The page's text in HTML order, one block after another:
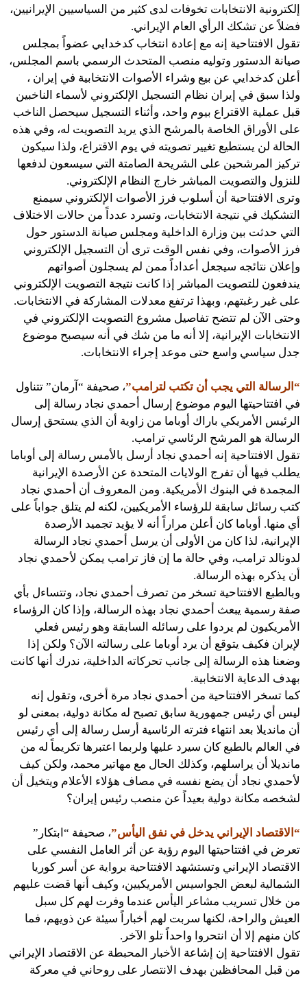
إلكترونية الانتخابات تخوفات لدى كثير من السياسيين الإيرانيين،
فضلاً عن تشكك الرأي العام الإيراني.
تقول الافتتاحية إنه مع إعادة انتخاب كدخدايي عضواً بمجلس
صيانة الدستور وتوليه منصب المتحدث الرسمي باسم المجلس،
أعلن كدخدايي عن بيع وشراء الأصوات الانتخابية في إيران ،
ولذا سبق في إيران نظام التسجيل الإلكتروني لأسماء الناخبين
قبل عملية الاقتراع بيوم واحد، وأثناء التسجيل سيحصل الناخب
على الأوراق الخاصة بالمرشح الذي يريد التصويت له، وفي هذه
الحالة لن يستطيع تغيير تصويته في يوم الاقتراع، ولذا سيكون
تركيز المرشحين على الشريحة الصامتة التي سيسعون لدفعها
للنزول والتصويت المباشر خارج النظام الإلكتروني.
وترى الافتتاحية أن أسلوب فرز الأصوات الإلكتروني سيمنع
التشكيك في نتيجة الانتخابات، وتسرد عدداً من حالات الاختلاف
التي حدثت بين وزارة الداخلية ومجلس صيانة الدستور حول
فرز الأصوات، وفي نفس الوقت ترى أن التسجيل الإلكتروني
وإعلان نتائجه سيجعل أعداداً ممن لم يسجلون أصواتهم
يندفعون للتصويت المباشر إذا كانت نتيجة التصويت الإلكتروني
على غير رغبتهم، وبهذا ترتفع معدلات المشاركة في الانتخابات.
وحتى الآن لم تتضح تفاصيل مشروع التصويت الإلكتروني في
الانتخابات الإيرانية، إلا أنه ما من شك في أنه سيصبح موضوع
جدل سياسي واسع حتى موعد إجراء الانتخابات.
“الرسالة التي يجب أن تكتب لترامب”، صحيفة “آرمان” تتناول
في افتتاحيتها اليوم موضوع إرسال أحمدي نجاد رسالة إلى
الرئيس الأمريكي باراك أوباما من زاوية أن الذي يستحق إرسال
الرسالة هو المرشح الرئاسي ترامب.
تقول الافتتاحية إنه أحمدي نجاد أرسل بالأمس رسالة إلى أوباما
يطلب فيها أن تفرج الولايات المتحدة عن الأرصدة الإيرانية
المجمدة في البنوك الأمريكية. ومن المعروف أن أحمدي نجاد
كتب رسائل سابقة للرؤساء الأمريكيين، لكنه لم يتلق جواباً على
أي منها. أوباما كان أعلن مراراً أنه لا يؤيد تجميد الأرصدة
الإيرانية، لذا كان من الأولى أن يرسل أحمدي نجاد الرسالة
لدونالد ترامب، وفي حالة ما إن فاز ترامب يمكن لأحمدي نجاد
أن يذكره بهذه الرسالة.
وبالطبع الافتتاحية تسخر من تصرف أحمدي نجاد، وتتساءل بأي
صفة رسمية يبعث أحمدي نجاد بهذه الرسالة، وإذا كان الرؤساء
الأمريكيون لم يردوا على رسائله السابقة وهو رئيس فعلي
لإيران فكيف يتوقع أن يرد أوباما على رسالته الآن؟ ولكن إذا
وضعنا هذه الرسالة إلى جانب تحركاته الداخلية، ندرك أنها كانت
بهدف الدعاية الانتخابية.
كما تسخر الافتتاحية من أحمدي نجاد مرة أخرى، وتقول إنه
ليس أي رئيس جمهورية سابق تصبح له مكانة دولية، بمعنى لو
أن مانديلا بعد انتهاء فترته الرئاسية أرسل رسالة إلى أي رئيس
في العالم بالطبع كان سيرد عليها ولربما اعتبرها تكريماً له من
مانديلا أن يراسلهم، وكذلك الحال مع مهاتير محمد، ولكن كيف
لأحمدي نجاد أن يضع نفسه في مصاف هؤلاء الأعلام ويتخيل أن
لشخصه مكانة دولية بعيداً عن منصب رئيس إيران؟
“الاقتصاد الإيراني يدخل في نفق اليأس”، صحيفة “ابتكار”
تعرض في افتتاحيتها اليوم رؤية عن أثر العامل النفسي على
الاقتصاد الإيراني وتستشهد الافتتاحية برواية عن أسر كوريا
الشمالية لبعض الجواسيس الأمريكيين، وكيف أنها قضت عليهم
من خلال تسريب مشاعر اليأس عندما وفرت لهم كل سبل
العيش والراحة، لكنها سربت لهم أخباراً سيئة عن ذويهم، فما
كان منهم إلا أن انتحروا واحداً تلو الآخر.
تقول الافتتاحية إن إشاعة الأخبار المحبطة عن الاقتصاد الإيراني
من قبل المحافظين بهدف الانتصار على روحاني في معركة